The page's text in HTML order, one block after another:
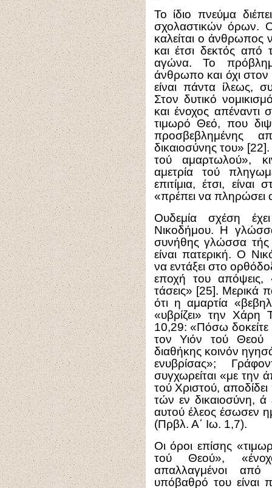
Το ίδιο πνεύμα
σχολαστικών όρων. Ο
καλείται ο άνθρωπος
και έτσι δεκτός
αγώνα. Το
άνθρωπο και όχι
είναι πάντα ίλεως,
Στον δυτικό
και ένοχος απέναντι
τιμωρό Θεό, που
προσβεβλημένης
δικαιοσύνης του» [22].
τού αμαρτωλού»,
αμετρία τού
επιτίμια, έτσι,
«πρέπει να
Ουδεμία σχέση
Νικοδήμου. Η
συνήθης γλώσσα
είναι πατερική. Ο
να εντάξει στο
εποχή του απόψεις,
τάσεις» [25]. Μερικά
ότι η αμαρτία
«υβρίζει» την
10,29: «Πόσω δοκείτε
τον Υιόν τού Θεού
διαθήκης κοινόν
ενυβρίσας»;
συγχωρείται «με την
τού Χριστού,
τών εν δικαιοσύνη, ά
αυτού έλεος έσωσεν
(Πρβλ. Α΄ Ιω. 1,7).
Οι όροι επίσης
τού Θεού»,
απαλλαγμένοι
υπόβαθρό του είναι